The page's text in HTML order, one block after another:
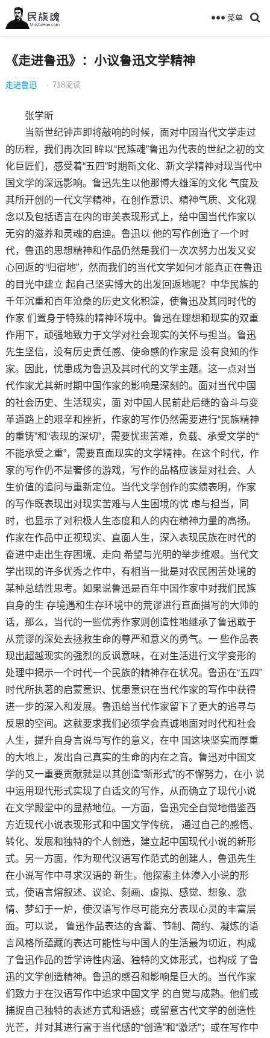
菜单
《走进鲁迅》：小议鲁迅文学精神
走进鲁迅 · 718阅读
张学昕
当新世纪钟声即将敲响的时候，面对中国当代文学走过
的历程，我们再次回 眸以“民族魂”鲁迅为代表的世纪之初的文
化巨匠们，感受着“五四”时期新文化、新文学精神对现当代中
国文学的深远影响。鲁迅先生以他那博大雄浑的文化 气度及
其所开创的一代文学精神，在创作意识、精神气质、文化观
念以及包括语言在内的审美表现形式上，给中国当代作家以
无穷的滋养和灵魂的启迪。鲁迅以 他的写作创造了一个时
代，鲁迅的思想精神和作品仍然是我们一次次努力出发又安
心回返的“归宿地”，然而我们的当代文学如何才能真正在鲁迅
的目光中建立 起自己坚实博大的出发回返地呢？中华民族的
千年沉重和百年沧桑的历史文化积淀，使鲁迅及其同时代的
作家 们置身于特殊的精神环境中。鲁迅在理想和现实的双重
作用下，顽强地致力于文学对社会现实的关怀与担当。鲁迅
先生坚信，没有历史责任感、使命感的作家是 没有良知的作
家。因此，忧患成为鲁迅及其时代的文学主题。这一点对当
代作家尤其新时期中国作家的影响是深刻的。面对当代中国
的社会历史、生活现实，面 对中国人民前赴后继的奋斗与变
革道路上的艰辛和挫折，作家的写作仍然需要进行“民族精神
的重铸”和“表现的深切”，需要忧患苦难，负载、承受文学的“
不能承受之重”，需要直面现实的文学精神。在这个时代，作
家的写作仍不是奢侈的游戏，写作的品格应该是对社会、人
生价值的追问与重新定位。当代文学创作的实绩表明，作家
的写作既表现出对现实苦难与人生困境的忧 虑与担当，同
时，也显示了对积极人生态度和人的内在精神力量的高扬。
作家在作品中正视现实、直面人生，深入表现民族在时代的
奋进中走出生存困境、走向 希望与光明的举步维艰。当代文
学出现的许多优秀之作中，有相当一批是对农民困苦处境的
某种总结性思考。如果说鲁迅是百年中国作家中对我们民族
自身的生 存境遇和生存环境中的荒谬进行直面描写的大师的
话，那么，当代的一些优秀作家则创造性地继承了鲁迅敢于
从荒谬的深处去拯救生命的尊严和意义的勇气。一 些作品表
现出超越现实的强烈的反讽意味，在对生活进行文学变形的
处理中揭示一个时代一个民族的精神存在状况。鲁迅在“五四”
时代所执著的启蒙意识、忧患意识在当代作家的写作中获得
进一步的深入和发展。鲁迅给当代作家留下了更大的追寻与
反思的空间。这就要求我们必须学会真诚地面对时代和社会
人生，提升自身言说与写作的意义，在中 国这块坚实而厚重
的大地上，发出自己真实的生命的内在之音。鲁迅对中国文
学的又一重要贡献就是以其创造“新形式”的不懈努力，在小 说
中运用现代形式实现了白话文的写作，从而确立了现代小说
在文学殿堂中的显赫地位。一方面，鲁迅完全自觉地借鉴西
方近现代小说表现形式和中国文学传统， 通过自己的感悟、
转化、发展和独特的个人创造，建立起中国现代小说的新形
式。另一方面，作为现代汉语写作范式的创建人，鲁迅先生
在小说写作中寻求汉语的 新生。他探索主体渗入小说的形
式，使语言熔叙述、议论、刻画、虚拟、感觉、想象、激
情、梦幻于一炉，使汉语写作尽可能充分表现心灵的丰富层
面。可以说， 鲁迅作品表达的含蓄、节制、简约、凝炼的语
言风格所蕴藏的表达可能性与中国人的生活最为切近，构成
了鲁迅作品的哲学诗性内涵、独特的文体形式，也构成 了鲁
迅的文学创造精神。鲁迅的感召和影响是巨大的。当代作家
们致力于在汉语写作中追求中国文学 的自觉与成熟。他们或
捕捉自己独特的表述方式和语感；或留意古代文学的创造性
光芒，并对其进行富于当代感的“创造”和“激活”；或在写作中